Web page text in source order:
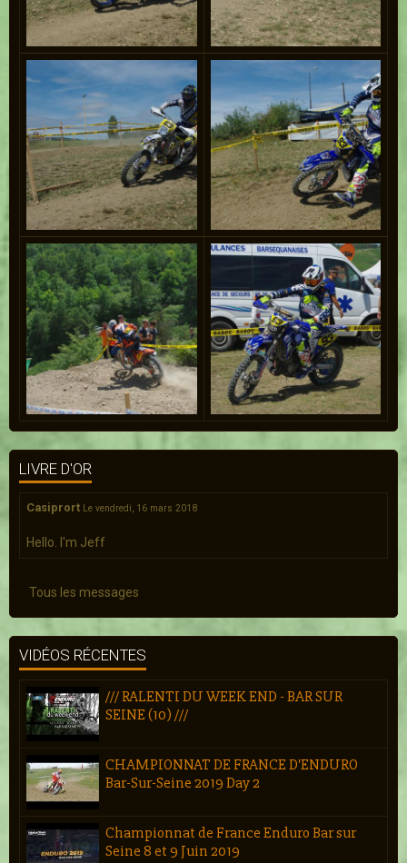
LIVRE D'OR
Casiprort Le vendredi, 16 mars 2018
Hello. I'm Jeff
Tous les messages
VIDÉOS RÉCENTES
/// RALENTI DU WEEK END - BAR SUR
SEINE (10) ///
CHAMPIONNAT DE FRANCE D'ENDURO
Bar-Sur-Seine 2019 Day 2
Championnat de France Enduro Bar sur
Seine 8 et 9 Juin 2019